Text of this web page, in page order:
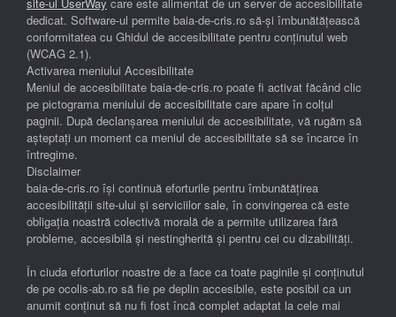
dedicat. Software-ul permite baia-de-cris.ro să-și îmbunătățească
conformitatea cu Ghidul de accesibilitate pentru conținutul web
(WCAG 2.1).
Activarea meniului Accesibilitate
Meniul de accesibilitate baia-de-cris.ro poate fi activat făcând clic
pe pictograma meniului de accesibilitate care apare în colțul
paginii. După declanșarea meniului de accesibilitate, vă rugăm să
așteptați un moment ca meniul de accesibilitate să se încarce în
întregime.
Disclaimer
baia-de-cris.ro își continuă eforturile pentru îmbunătățirea
accesibilității site-ului și serviciilor sale, în convingerea că este
obligația noastră colectivă morală de a permite utilizarea fără
probleme, accesibilă și nestingherită și pentru cei cu dizabilități.
În ciuda eforturilor noastre de a face ca toate paginile și conținutul
de pe ocolis-ab.ro să fie pe deplin accesibile, este posibil ca un
anumit conținut să nu fi fost încă complet adaptat la cele mai